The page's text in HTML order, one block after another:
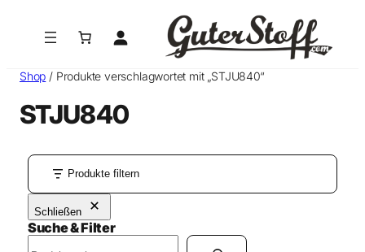
Shop / Produkte verschlagwortet mit „STJU840“
STJU840
Produkte filtern
Schließen
Suche & Filter